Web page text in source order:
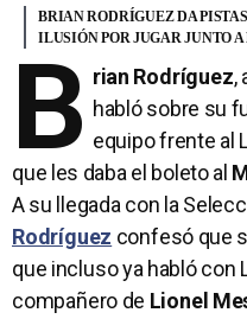
BRIAN RODRÍGUEZ DA
ILUSIÓN POR JUGAR JUNTO
B rian Rodríguez,
habló sobre su
equipo frente al
que les daba el boleto al
A su llegada con la
Rodríguez confesó que
que incluso ya habló con
compañero de Lionel